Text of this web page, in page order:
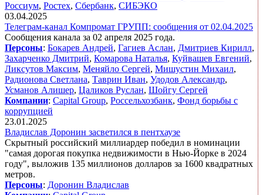
Россиум, Ростех, Сбербанк, СИБЭКО
03.04.2025
Телеграм-канал Компромат ГРУПП: сообщения от 02.04.2025
Сообщения канала за 02 апреля 2025 года.
Персоны: Бокарев Андрей, Гагиев Аслан, Дмитриев Кирилл,
Захарченко Дмитрий, Комарова Наталья, Куйвашев Евгений,
Ликсутов Максим, Меняйло Сергей, Мишустин Михаил,
Радионова Светлана, Таврин Иван, Удодов Александр,
Усманов Алишер, Цаликов Руслан, Шойгу Сергей
Компании: Capital Group, Россельхозбанк, Фонд борьбы с
коррупцией
23.01.2025
Владислав Доронин засветился в пентхаузе
Скрытный российский миллиардер победил в номинации
"самая дорогая покупка недвижимости в Нью-Йорке в 2024
году", выложив 135 миллионов долларов за 1600 квадратных
метров.
Персоны: Доронин Владислав